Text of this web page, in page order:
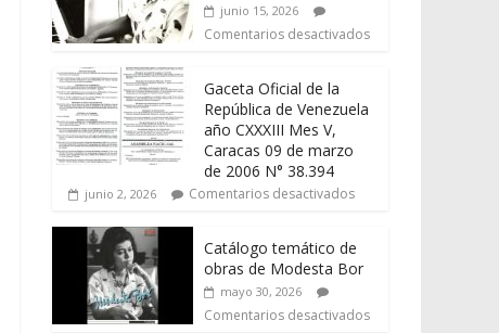
junio 15, 2026
Comentarios desactivados
Gaceta Oficial de la
República de Venezuela
año CXXXIII Mes V,
Caracas 09 de marzo
de 2006 N° 38.394
junio 2, 2026 Comentarios desactivados
Catálogo temático de
obras de Modesta Bor
mayo 30, 2026
Comentarios desactivados